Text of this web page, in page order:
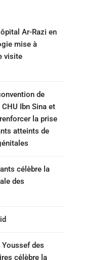
Ar-Razi en
mise à
visite
de
Ibn Sina et
la prise
atteints de
célèbre la
des
Youssef des
célèbre la